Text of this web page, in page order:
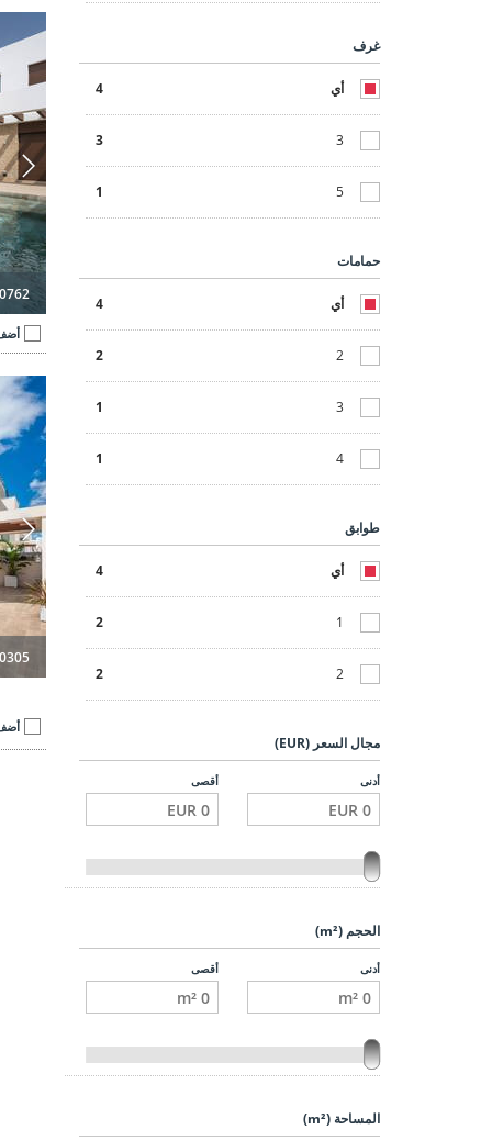
غرف
أي 4
3
3
5
1
حمامات
أي 4
2
2
3
1
4
1
طوابق
أي 4
1
2
2
2
مجال السعر (EUR)
أدنى أقصى
الحجم (m²)
أدنى أقصى
المساحة (m²)
أضف
أضف